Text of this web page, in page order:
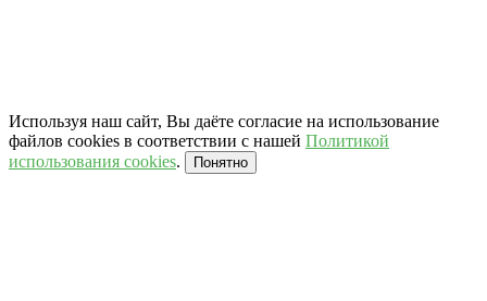
Используя наш сайт, Вы даёте согласие на использование
файлов cookies в соответствии с нашей Политикой
использования cookies. Понятно